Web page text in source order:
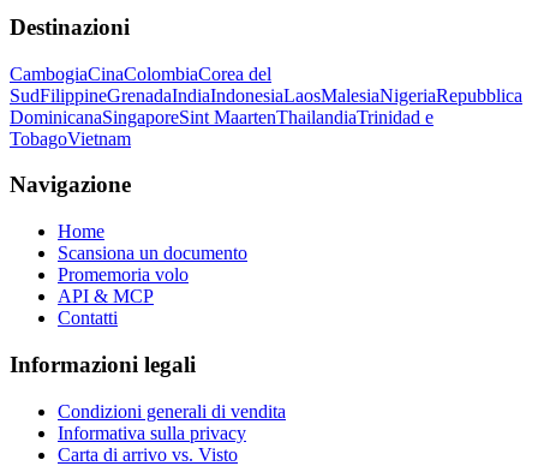
Destinazioni
CambogiaCinaColombiaCorea del
SudFilippineGrenadaIndiaIndonesiaLaosMalesiaNigeriaRepubblica
DominicanaSingaporeSint MaartenThailandiaTrinidad e
TobagoVietnam
Navigazione
Home
Scansiona un documento
Promemoria volo
API & MCP
Contatti
Informazioni legali
Condizioni generali di vendita
Informativa sulla privacy
Carta di arrivo vs. Visto